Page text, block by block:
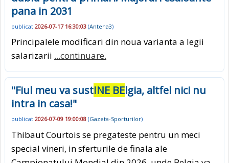
pana in 2031
publicat 2026-07-17 16:30:03 (Antena3)
Principalele modificari din noua varianta a legii
salarizarii ...continuare.
"Fiul meu va sustINE BElgia, altfel nici nu
intra in casa!"
publicat 2026-07-09 19:00:08 (Gazeta-Sporturilor)
Thibaut Courtois se pregateste pentru un meci
special vineri, in sferturile de finala ale